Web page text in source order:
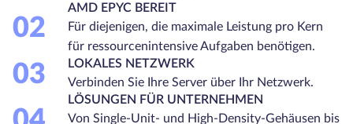
02
AMD EPYC BEREIT
Für diejenigen, die maximale Leistung pro Kern
für ressourcenintensive Aufgaben benötigen.
03
LOKALES NETZWERK
Verbinden Sie Ihre Server über Ihr Netzwerk.
LÖSUNGEN FÜR UNTERNEHMEN
Von Single-Unit- und High-Density-Gehäusen bis